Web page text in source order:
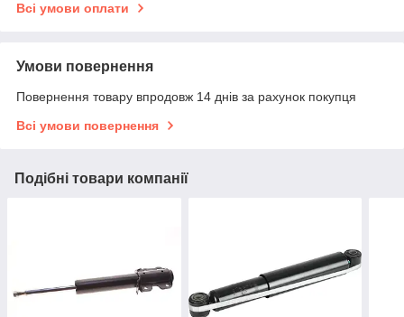
Всі умови оплати
Умови повернення
Повернення товару впродовж 14 днів за рахунок покупця
Всі умови повернення
Подібні товари компанії